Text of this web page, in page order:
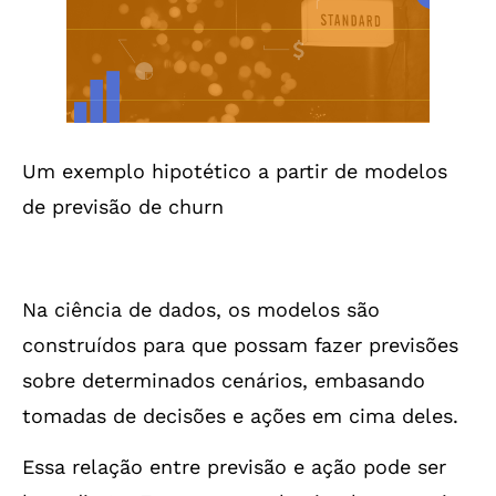
Um exemplo hipotético a partir de modelos
de previsão de churn
Na ciência de dados, os modelos são
construídos para que possam fazer previsões
sobre determinados cenários, embasando
tomadas de decisões e ações em cima deles.
Essa relação entre previsão e ação pode ser